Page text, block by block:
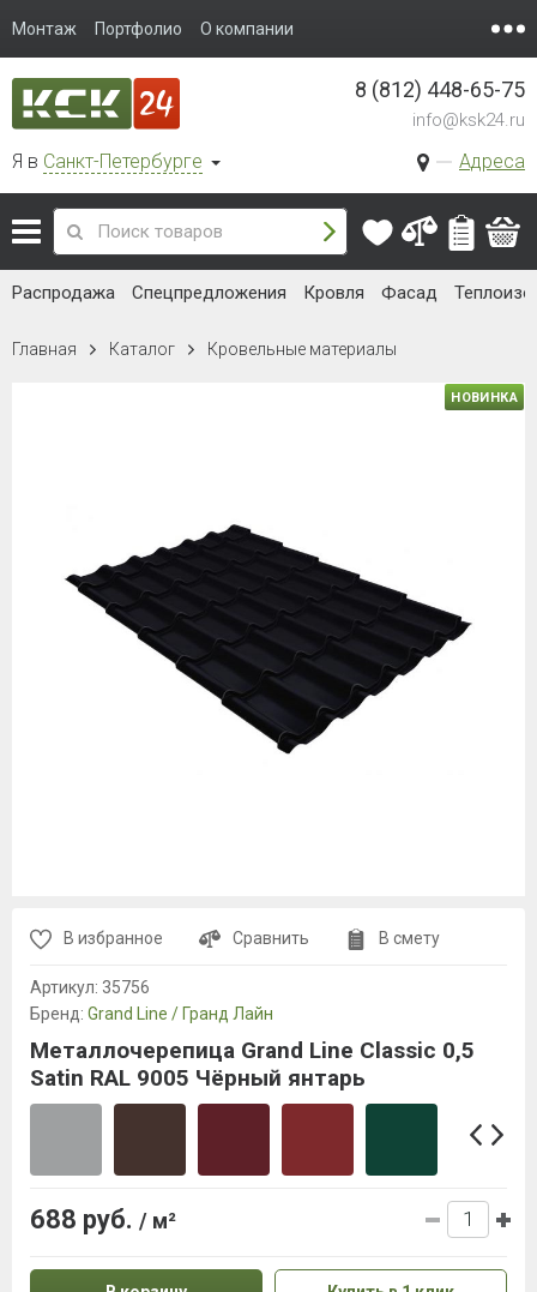
Монтаж Портфолио О компании
Я в Санкт-Петербурге Адреса
8 (812) 448-65-75
info@ksk24.ru
Распродажа Спецпредложения Кровля Фасад
Главная Каталог Кровельные материалы
НОВИНКА
В избранное Сравнить В смету
Артикул: 35756
Бренд: Grand Line / Гранд Лайн
Металлочерепица Grand Line Classic 0,5
Satin RAL 9005 Чёрный янтарь
688 руб. / м²